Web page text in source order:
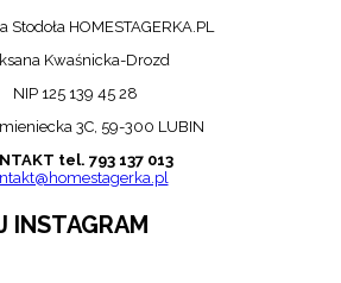
Stodoła HOMESTAGERKA.PL
Kwaśnicka-Drozd
NIP 125 139 45 28
3C, 59-300 LUBIN
tel. 793 137 013
INSTAGRAM